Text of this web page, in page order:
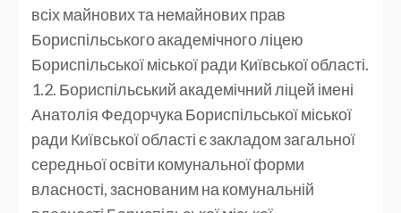
всіх майнових та немайнових прав
Бориспільського академічного ліцею
Бориспільської міської ради Київської області.
1.2. Бориспільський академічний ліцей імені
Анатолія Федорчука Бориспільської міської
ради Київської області є закладом загальної
середньої освіти комунальної форми
власності, заснованим на комунальній